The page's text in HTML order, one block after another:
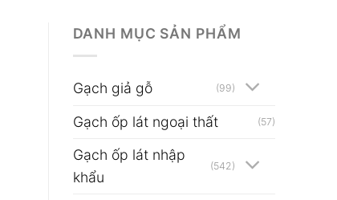
DANH MỤC SẢN PHẨM
Gạch giả gỗ (99)
Gạch ốp lát ngoại thất (57)
Gạch ốp lát nhập
khẩu
(542)